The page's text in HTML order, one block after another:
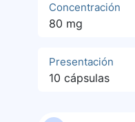
Concentración
80 mg
Presentación
10 cápsulas